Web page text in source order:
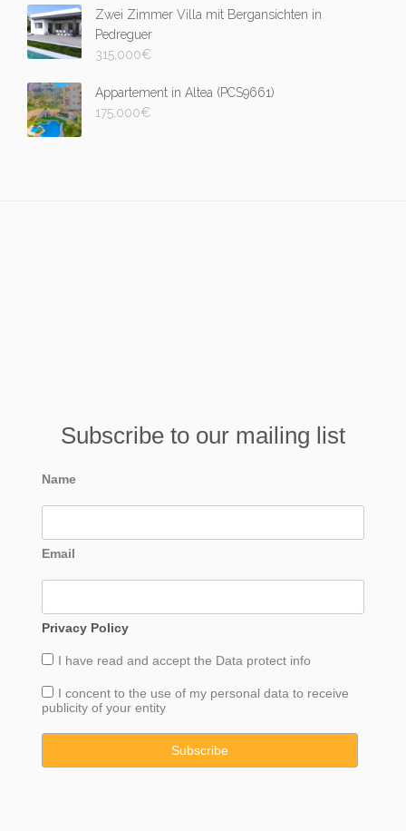
Zwei Zimmer Villa mit Bergansichten in
Pedreguer
315,000€
Appartement in Altea (PCS9661)
175,000€
Subscribe to our mailing list
Name
Email
Privacy Policy
I have read and accept the Data protect info
I concent to the use of my personal data to receive
publicity of your entity